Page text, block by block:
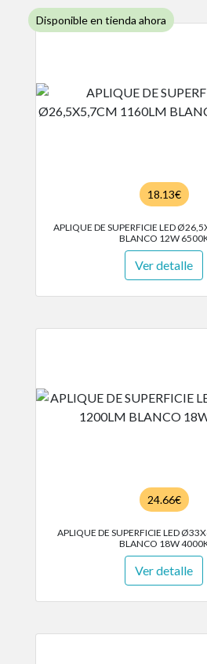
Disponible en tienda ahora
18.13€
APLIQUE DE SUPERFICIE LED
BLANCO 12W
Ver detalle
24.66€
APLIQUE DE SUPERFICIE LED
BLANCO 18W
Ver detalle